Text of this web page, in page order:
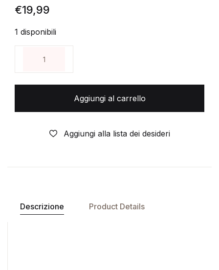
€19,99
1 disponibili
Aggiungi al carrello
Aggiungi alla lista dei desideri
Descrizione Product Details